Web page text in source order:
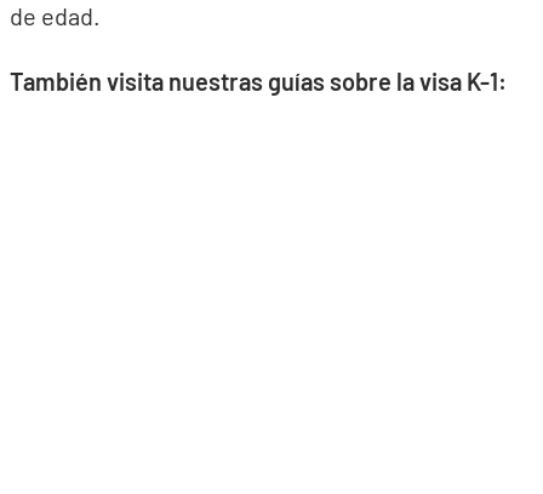
de edad.
También visita nuestras guías sobre la visa K-1: